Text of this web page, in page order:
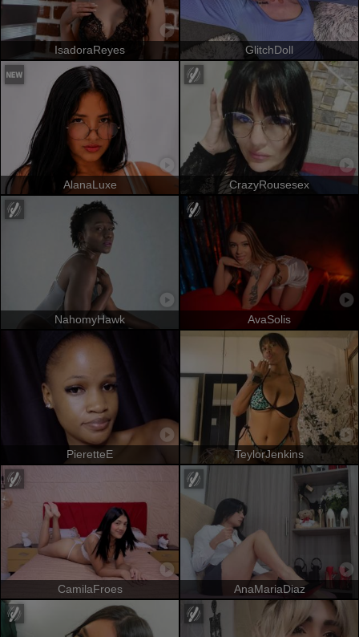
IsadoraReyes GlitchDoll
AlanaLuxe CrazyRousesex
NahomyHawk AvaSolis
PieretteE TeylorJenkins
CamilaFroes AnaMariaDiaz